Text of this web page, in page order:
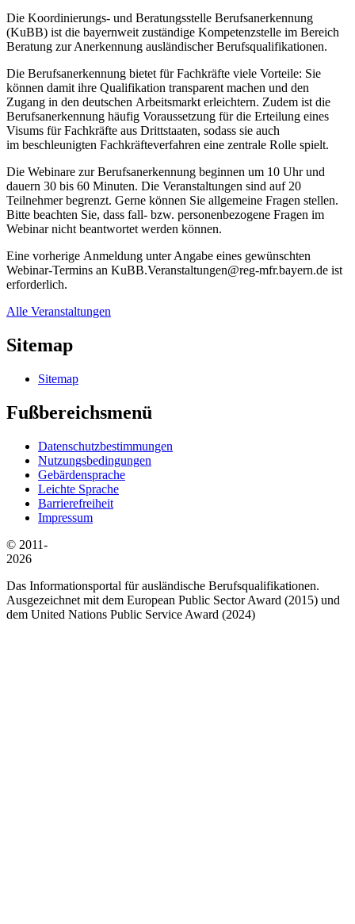
Die Koordinierungs- und Beratungsstelle Berufsanerkennung
(KuBB) ist die bayernweit zuständige Kompetenzstelle im Bereich
Beratung zur Anerkennung ausländischer Berufsqualifikationen.
Die Berufsanerkennung bietet für Fachkräfte viele Vorteile: Sie
können damit ihre Qualifikation transparent machen und den
Zugang in den deutschen Arbeitsmarkt erleichtern. Zudem ist die
Berufsanerkennung häufig Voraussetzung für die Erteilung eines
Visums für Fachkräfte aus Drittstaaten, sodass sie auch
im beschleunigten Fachkräfteverfahren eine zentrale Rolle spielt.
Die Webinare zur Berufsanerkennung beginnen um 10 Uhr und
dauern 30 bis 60 Minuten. Die Veranstaltungen sind auf 20
Teilnehmer begrenzt. Gerne können Sie allgemeine Fragen stellen.
Bitte beachten Sie, dass fall- bzw. personenbezogene Fragen im
Webinar nicht beantwortet werden können.
Eine vorherige Anmeldung unter Angabe eines gewünschten
Webinar-Termins an KuBB.Veranstaltungen@reg-mfr.bayern.de ist
erforderlich.
Alle Veranstaltungen
Sitemap
Sitemap
Fußbereichsmenü
Datenschutzbestimmungen
Nutzungsbedingungen
Gebärdensprache
Leichte Sprache
Barrierefreiheit
Impressum
© 2011-
2026
Das Informationsportal für ausländische Berufsqualifikationen.
Ausgezeichnet mit dem European Public Sector Award (2015) und
dem United Nations Public Service Award (2024)